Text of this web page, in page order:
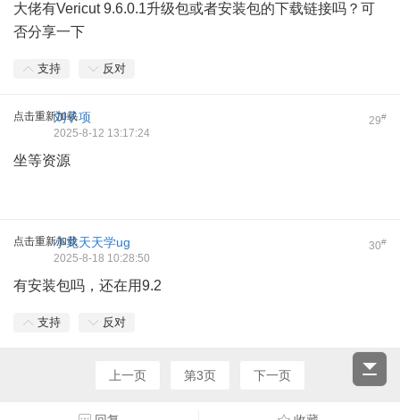
大佬有Vericut 9.6.0.1升级包或者安装包的下载链接吗？可
否分享一下
支持 反对
点击重新加载 29#
刘子项
2025-8-12 13:17:24
坐等资源
点击重新加载 30#
小龙天天学ug
2025-8-18 10:28:50
有安装包吗，还在用9.2
支持 反对
上一页 第3页 下一页